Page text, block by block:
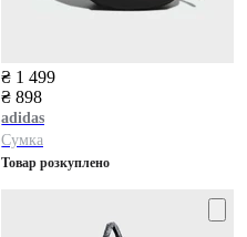
₴ 1 499
₴ 898
adidas
Сумка
Товар розкуплено